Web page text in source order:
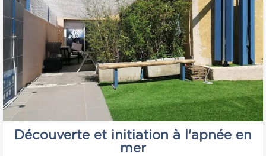
Découverte et initiation à l'apnée en
mer